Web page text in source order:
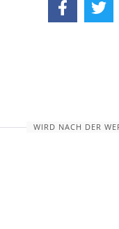
WIRD NACH DER